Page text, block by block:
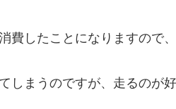
費したことになりますので
しまうのですが、走るのが